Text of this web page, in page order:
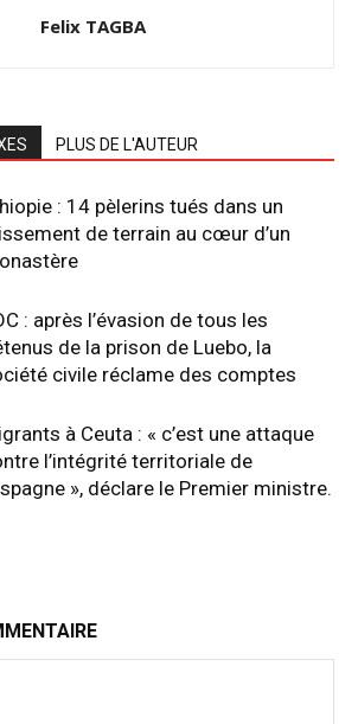
Felix TAGBA
PLUS DE L'AUTEUR
: 14 pèlerins tués dans un
de terrain au cœur d’un
: après l’évasion de tous les
de la prison de Luebo, la
civile réclame des comptes
à Ceuta : « c’est une attaque
l’intégrité territoriale de
», déclare le Premier ministre.